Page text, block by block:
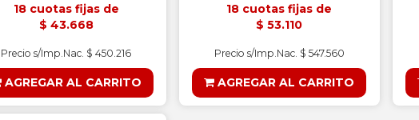
18 cuotas fijas de
$ 43.668
Precio s/Imp.Nac. $ 450.216
AGREGAR AL CARRITO
18 cuotas fijas de
$ 53.110
Precio s/Imp.Nac. $ 547.560
AGREGAR AL CARRITO